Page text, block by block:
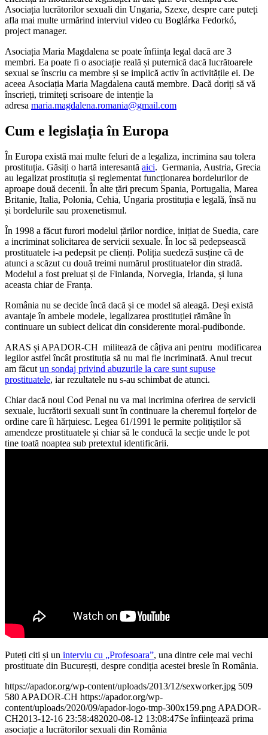
Asociația lucrătorilor sexuali din Ungaria, Szexe, despre care puteți
afla mai multe urmărind interviul video cu Boglárka Fedorkó,
project manager.
Asociația Maria Magdalena se poate înființa legal dacă are 3
membri. Ea poate fi o asociație reală și puternică dacă lucrătoarele
sexual se înscriu ca membre și se implică activ în activitățile ei. De
aceea Asociația Maria Magdalena caută membre. Dacă doriți să vă
înscrieți, trimiteți scrisoare de intenție la
adresa maria.magdalena.romania@gmail.com
Cum e legislația în Europa
În Europa există mai multe feluri de a legaliza, incrimina sau tolera
prostituția. Găsiți o hartă interesantă aici. Germania, Austria, Grecia
au legalizat prostituția și reglementat funcționarea bordelurilor de
aproape două decenii. În alte țări precum Spania, Portugalia, Marea
Britanie, Italia, Polonia, Cehia, Ungaria prostituția e legală, însă nu
și bordelurile sau proxenetismul.
În 1998 a făcut furori modelul țărilor nordice, inițiat de Suedia, care
a incriminat solicitarea de servicii sexuale. În loc să pedepsească
prostituatele i-a pedepsit pe clienți. Poliția suedeză susține că de
atunci a scăzut cu două treimi numărul prostituatelor din stradă.
Modelul a fost preluat și de Finlanda, Norvegia, Irlanda, și luna
aceasta chiar de Franța.
România nu se decide încă dacă și ce model să aleagă. Deși există
avantaje în ambele modele, legalizarea prostituției rămâne în
continuare un subiect delicat din considerente moral-pudibonde.
ARAS și APADOR-CH militează de câțiva ani pentru modificarea
legilor astfel încât prostituția să nu mai fie incriminată. Anul trecut
am făcut un sondaj privind abuzurile la care sunt supuse
prostituatele, iar rezultatele nu s-au schimbat de atunci.
Chiar dacă noul Cod Penal nu va mai incrimina oferirea de servicii
sexuale, lucrătorii sexuali sunt în continuare la cheremul forțelor de
ordine care îi hărțuiesc. Legea 61/1991 le permite polițiștilor să
amendeze prostituatele și chiar să le conducă la secție unde le pot
tine toată noaptea sub pretextul identificării.
Puteți citi și un interviu cu „Profesoara”, una dintre cele mai vechi
prostituate din București, despre condiția acestei bresle în România.
https://apador.org/wp-content/uploads/2013/12/sexworker.jpg 509
580 APADOR-CH https://apador.org/wp-
content/uploads/2020/09/apador-logo-tmp-300x159.png APADOR-
CH2013-12-16 23:58:482020-08-12 13:08:47Se înființează prima
asociație a lucrătorilor sexuali din România